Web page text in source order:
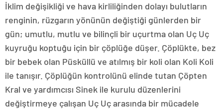
İklim değişikliği ve hava kirliliğinden dolayı bulutların
renginin, rüzgarın yönünün değiştiği günlerden bir
gün; umutlu, mutlu ve bilinçli bir uçurtma olan Uç Uç
kuyruğu koptuğu için bir çöplüğe düşer. Çöplükte, bez
bir bebek olan Püsküllü ve atılmış bir koli olan Koli Koli
ile tanışır. Çöplüğün kontrolünü elinde tutan Çöpten
Kral ve yardımcısı Sinek ile kurulu düzenlerini
değiştirmeye çalışan Uç Uç arasında bir mücadele